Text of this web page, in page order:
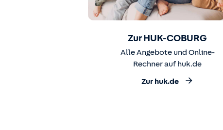
Zur HUK-COBURG
Alle Angebote und Online-
Rechner auf huk.de
Zur huk.de